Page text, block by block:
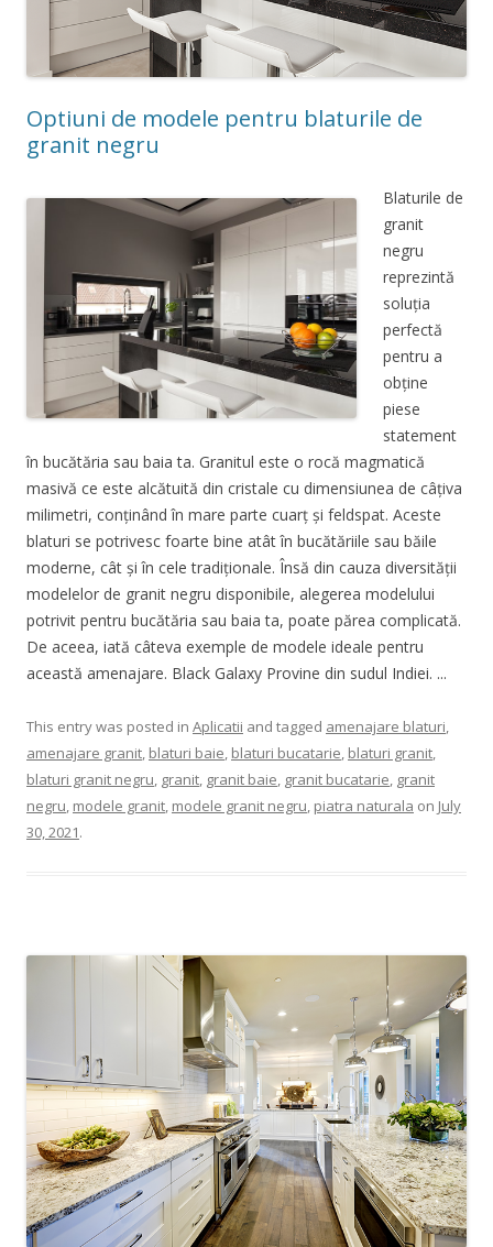
Optiuni de modele pentru blaturile de
granit negru
Blaturile de
granit
negru
reprezintă
soluția
perfectă
pentru a
obține
piese
statement
în bucătăria sau baia ta. Granitul este o rocă magmatică
masivă ce este alcătuită din cristale cu dimensiunea de câțiva
milimetri, conținând în mare parte cuarț și feldspat. Aceste
blaturi se potrivesc foarte bine atât în bucătăriile sau băile
moderne, cât și în cele tradiționale. Însă din cauza diversității
modelelor de granit negru disponibile, alegerea modelului
potrivit pentru bucătăria sau baia ta, poate părea complicată.
De aceea, iată câteva exemple de modele ideale pentru
această amenajare. Black Galaxy Provine din sudul Indiei. ...
This entry was posted in Aplicatii and tagged amenajare blaturi,
amenajare granit, blaturi baie, blaturi bucatarie, blaturi granit,
blaturi granit negru, granit, granit baie, granit bucatarie, granit
negru, modele granit, modele granit negru, piatra naturala on July
30, 2021.